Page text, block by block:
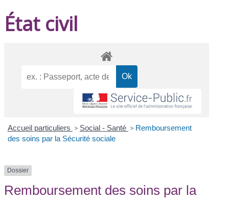
État civil
Accueil particuliers > Social - Santé > Remboursement
des soins par la Sécurité sociale
Dossier
Remboursement des soins par la